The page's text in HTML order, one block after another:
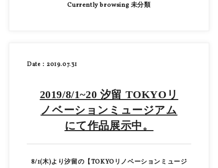
Currently browsing 未分類
Date：2019.07.31
2019/8/1~20 汐留 TOKYOリ
ノベーションミュージアム
にて作品展示中。
8/1(木)より汐留の【TOKYOリノベーションミュージ